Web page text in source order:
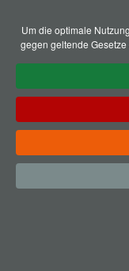
Um die optimale
gegen geltende